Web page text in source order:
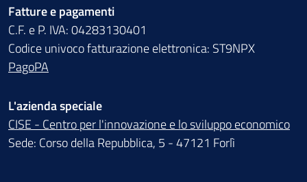
Fatture e pagamenti
C.F. e P. IVA: 04283130401
Codice univoco fatturazione elettronica: ST9NPX
PagoPA
L'azienda speciale
CISE - Centro per l'innovazione e lo sviluppo economico
Sede: Corso della Repubblica, 5 - 47121 Forlì